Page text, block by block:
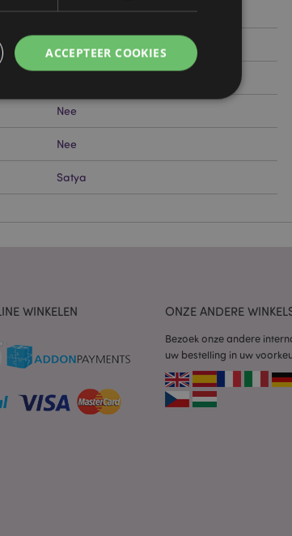
karton 360
Nee
Nee
Satya
WINKELEN ONZE ANDERE
Bezoek onze andere
uw bestelling in uw
ACCEPTEER COOKIES
gebruikersaanmelding en accountbeheer.
Magento-Vary-cookie wordt gebruikt door
2-systeem om te markeren dat de
om verschillende versies van dezelfde
in de cache op te slaan, bijvoorbeeld
cookie wordt gebruikt om het cachen van
in de browser te vergemakkelijken om
sneller te laten laden.